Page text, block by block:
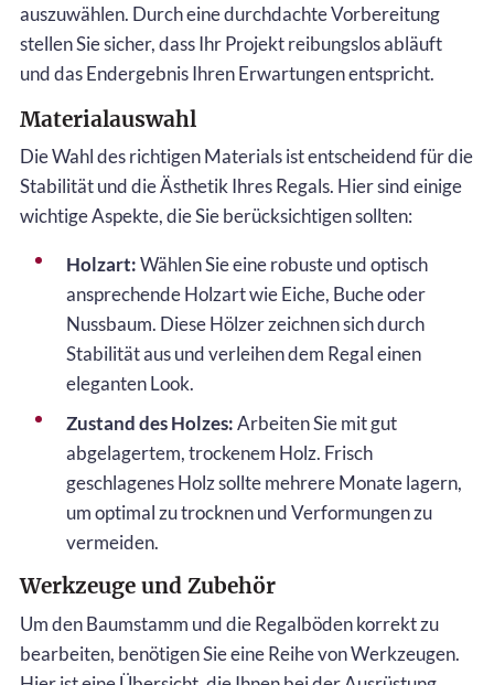
auszuwählen. Durch eine durchdachte Vorbereitung
stellen Sie sicher, dass Ihr Projekt reibungslos abläuft
und das Endergebnis Ihren Erwartungen entspricht.
Materialauswahl
Die Wahl des richtigen Materials ist entscheidend für die
Stabilität und die Ästhetik Ihres Regals. Hier sind einige
wichtige Aspekte, die Sie berücksichtigen sollten:
Holzart:Wählen Sie eine robuste und optisch
ansprechende Holzart wie Eiche, Buche oder
Nussbaum. Diese Hölzer zeichnen sich durch
Stabilität aus und verleihen dem Regal einen
eleganten Look.
Zustand des Holzes:Arbeiten Sie mit gut
abgelagertem, trockenem Holz. Frisch
geschlagenes Holz sollte mehrere Monate lagern,
um optimal zu trocknen und Verformungen zu
vermeiden.
Werkzeuge und Zubehör
Um den Baumstamm und die Regalböden korrekt zu
bearbeiten, benötigen Sie eine Reihe von Werkzeugen.